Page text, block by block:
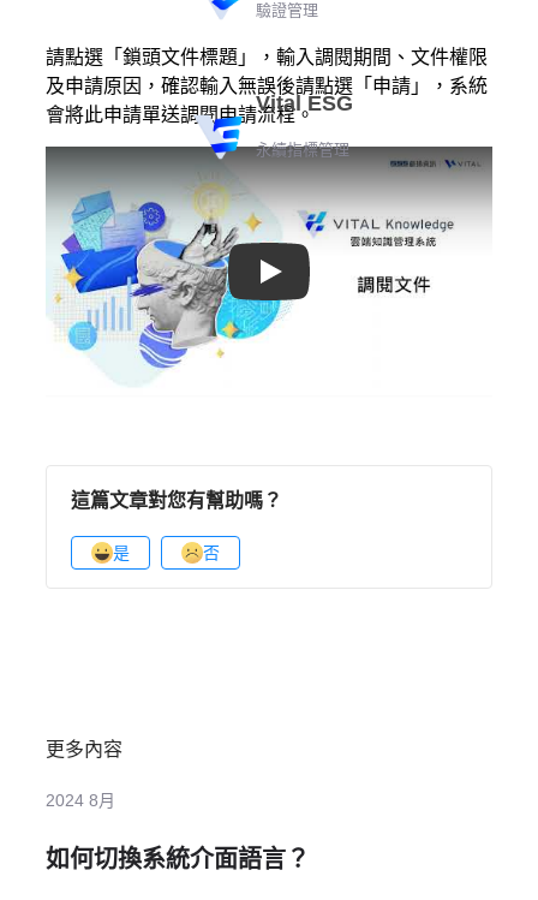
驗證管理
Vital ESG
永續指標管理
請點選「鎖頭文件標題」，輸入調閱期間、文件權限
及申請原因，確認輸入無誤後請點選「申請」，系統
會將此申請單送調閱申請流程。
Play
這篇文章對您有幫助嗎？
是 否
更多內容
2024 8月
如何切換系統介面語言？